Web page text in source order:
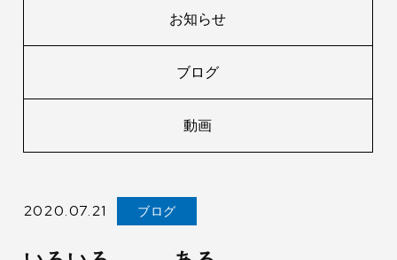
お知らせ
ブログ
動画
2020.07.21 ブログ